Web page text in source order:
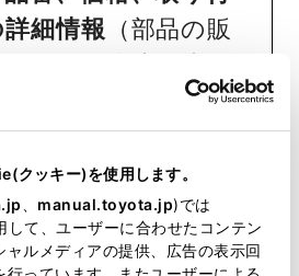
クッキー)を使用します。
manual.toyota.jp)では
て、ユーザーに合わせたコンテン
ャルメディアの提供、広告の表示回
細情報 （部品の販
ただけますと幸いで
へのお問い合わせ